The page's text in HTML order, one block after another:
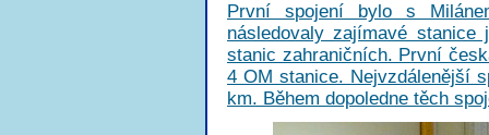
První spojení bylo s
následovaly zajímavé
stanic zahraničních. První
4 OM stanice. Nejvzdálenější
km. Během dopoledne těch